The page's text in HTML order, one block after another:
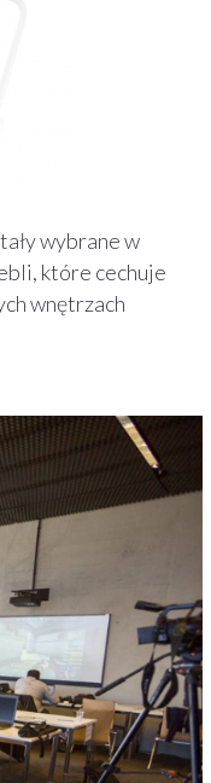
wybrane w
które cechuje
wnętrzach